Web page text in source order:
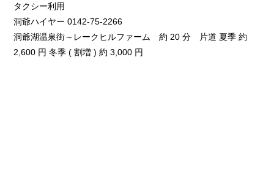
タクシー利用
洞爺ハイヤー 0142-75-2266
洞爺湖温泉街～レークヒルファーム 約 20 分 片道 夏季 約
2,600 円 冬季 ( 割増 ) 約 3,000 円